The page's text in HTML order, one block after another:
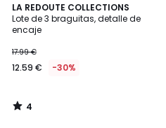
LA REDOUTE COLLECTIONS
Lote de 3 braguitas, detalle de
encaje
17.99 €
12.59 € -30%
4
/
5
4
/